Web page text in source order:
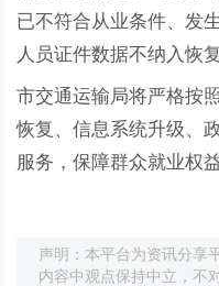
已不符合从业条件、发
人员证件数据不纳入恢
市交通运输局将严格按
恢复、信息系统升级、
服务，保障群众就业权益
声明：本平台为资讯分享
内容中观点保持中立，不